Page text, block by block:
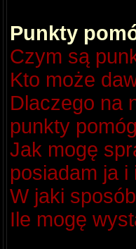
Punkty
Czym są
Kto może
Dlaczego na
punkty
Jak mogę
posiadam ja
W jaki
Ile mogę